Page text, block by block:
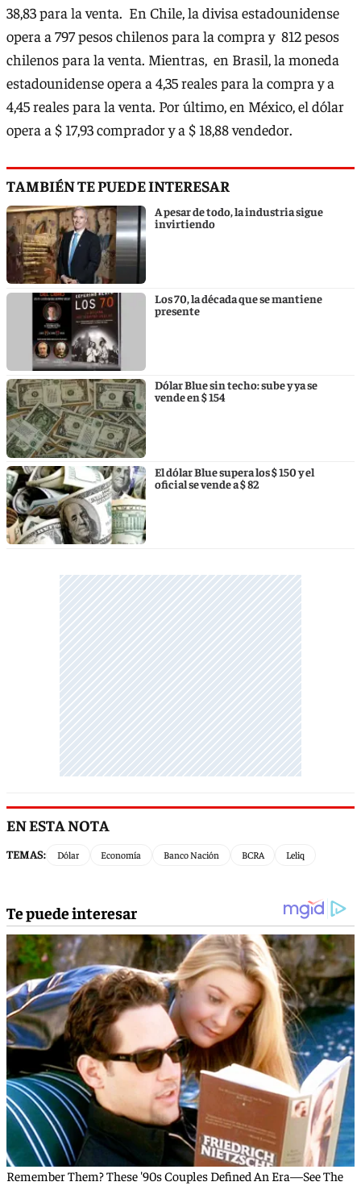
38,83 para la venta. En Chile, la divisa estadounidense
opera a 797 pesos chilenos para la compra y 812 pesos
chilenos para la venta. Mientras, en Brasil, la moneda
estadounidense opera a 4,35 reales para la compra y a
4,45 reales para la venta. Por último, en México, el dólar
opera a $ 17,93 comprador y a $ 18,88 vendedor.
TAMBIÉN TE PUEDE INTERESAR
A pesar de todo, la industria sigue
invirtiendo
Los 70, la década que se mantiene
presente
Dólar Blue sin techo: sube y ya se
vende en $ 154
El dólar Blue supera los $ 150 y el
oficial se vende a $ 82
EN ESTA NOTA
TEMAS: Dólar Economía Banco Nación BCRA Leliq